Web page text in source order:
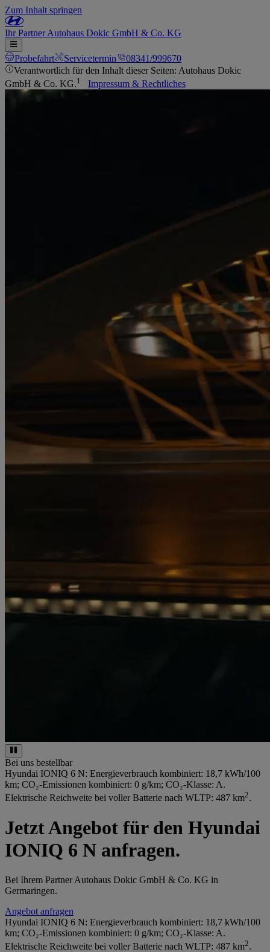
Zum Inhalt springen
IhrPartnerAutohaus Dokic GmbH & Co. KG
Probefahrt Servicetermin
08341/999670
Verantwortlich für den Inhalt dieser Seiten: Autohaus Dokic
GmbH & Co. KG.1 Impressum & Rechtliches
Bei uns bestellbar
Hyundai IONIQ 6 N: Energieverbrauch kombiniert: 18,7 kWh/100
km; CO₂-Emissionen kombiniert: 0 g/km; CO₂-Klasse: A.
Elektrische Reichweite bei voller Batterie nach WLTP: 487 km2.
Jetzt Angebot für den Hyundai
IONIQ 6 N anfragen.
Bei Ihrem Partner Autohaus Dokic GmbH & Co. KG in
Germaringen.
Angebot anfragen
Hyundai IONIQ 6 N: Energieverbrauch kombiniert: 18,7 kWh/100
km; CO₂-Emissionen kombiniert: 0 g/km; CO₂-Klasse: A.
Elektrische Reichweite bei voller Batterie nach WLTP: 487 km2.